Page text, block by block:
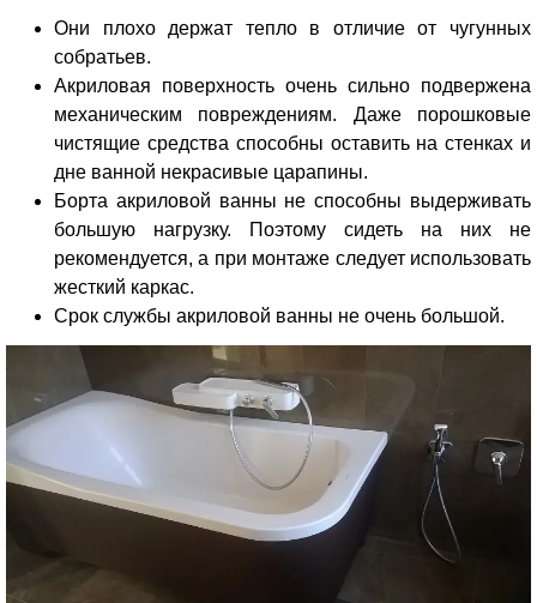
Они плохо держат тепло в отличие от чугунных
собратьев.
Акриловая поверхность очень сильно подвержена
механическим повреждениям. Даже порошковые
чистящие средства способны оставить на стенках и
дне ванной некрасивые царапины.
Борта акриловой ванны не способны выдерживать
большую нагрузку. Поэтому сидеть на них не
рекомендуется, а при монтаже следует использовать
жесткий каркас.
Срок службы акриловой ванны не очень большой.